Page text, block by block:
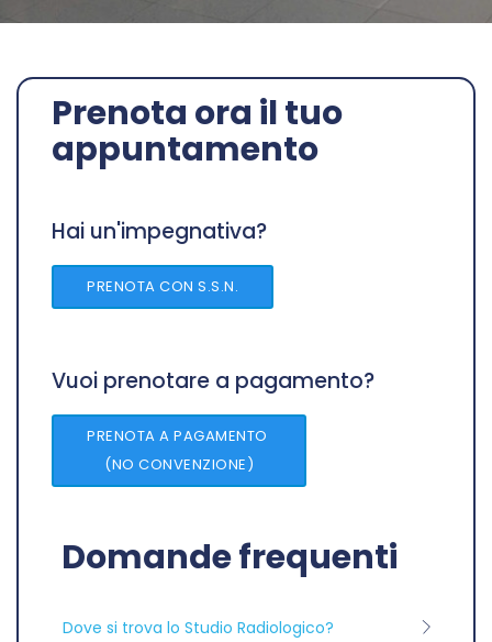
Prenota ora il tuo
appuntamento
Hai un'impegnativa?
PRENOTA CON S.S.N.
Vuoi prenotare a pagamento?
PRENOTA A PAGAMENTO
(NO CONVENZIONE)
Domande frequenti
Dove si trova lo Studio Radiologico?